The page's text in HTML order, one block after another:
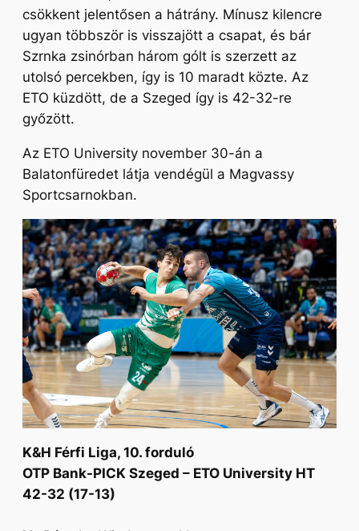
csökkent jelentősen a hátrány. Mínusz kilencre
ugyan többször is visszajött a csapat, és bár
Szrnka zsinórban három gólt is szerzett az
utolsó percekben, így is 10 maradt közte. Az
ETO küzdött, de a Szeged így is 42-32-re
győzött.
Az ETO University november 30-án a
Balatonfüredet látja vendégül a Magvassy
Sportcsarnokban.
K&H Férfi Liga, 10. forduló
OTP Bank-PICK Szeged – ETO University HT
42-32 (17-13)